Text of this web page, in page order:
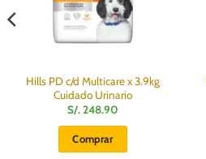
Hills PD c/d Multicare x 3.9kg
Cuidado Urinario
S/.248.90
Comprar